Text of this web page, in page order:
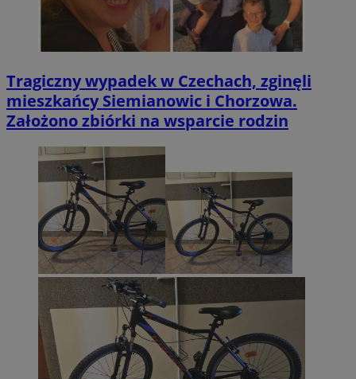
Tragiczny wypadek w Czechach, zginęli
mieszkańcy Siemianowic i Chorzowa.
Założono zbiórki na wsparcie rodzin